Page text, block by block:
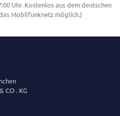
Uhr. Kostenlos aus dem deutschen
Mobilfunknetz möglich.)
CO . KG